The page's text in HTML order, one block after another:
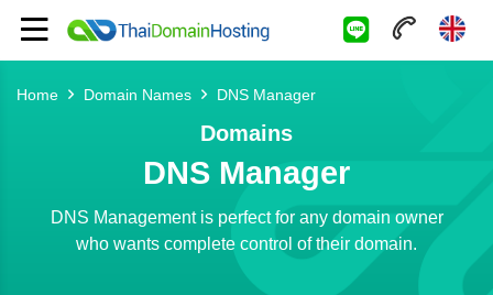
Home Domain Names DNS Manager
Domains
DNS Manager
DNS Management is perfect for any domain owner
who wants complete control of their domain.